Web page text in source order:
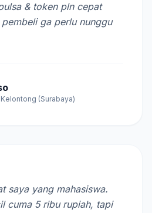
& token pln cepat
ga perlu nunggu
(Surabaya)
saya yang mahasiswa.
cuma 5 ribu rupiah, tapi